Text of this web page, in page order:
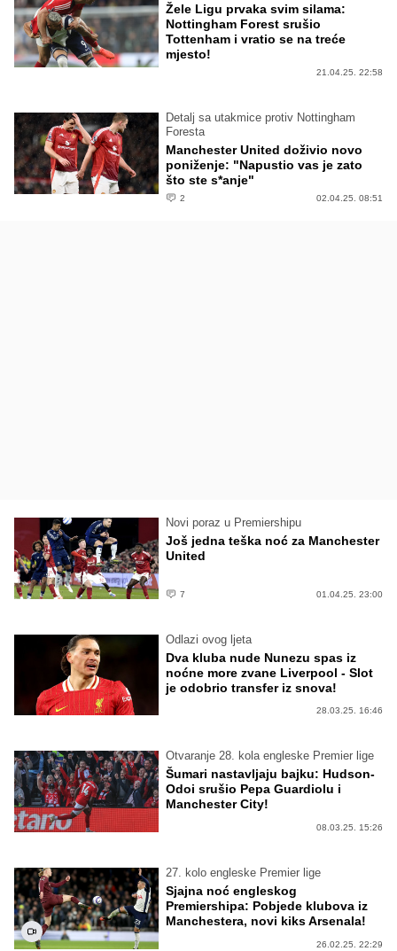
Žele Ligu prvaka svim silama:
Nottingham Forest srušio
Tottenham i vratio se na treće
mjesto!
21.04.25. 22:58
Detalj sa utakmice protiv Nottingham
Foresta
Manchester United doživio novo
poniženje: "Napustio vas je zato
što ste s*anje"
2 02.04.25. 08:51
Novi poraz u Premiershipu
Još jedna teška noć za Manchester
United
7 01.04.25. 23:00
Odlazi ovog ljeta
Dva kluba nude Nunezu spas iz
noćne more zvane Liverpool - Slot
je odobrio transfer iz snova!
28.03.25. 16:46
Otvaranje 28. kola engleske Premier lige
Šumari nastavljaju bajku: Hudson-
Odoi srušio Pepa Guardiolu i
Manchester City!
08.03.25. 15:26
27. kolo engleske Premier lige
Sjajna noć engleskog
Premiershipa: Pobjede klubova iz
Manchestera, novi kiks Arsenala!
26.02.25. 22:29